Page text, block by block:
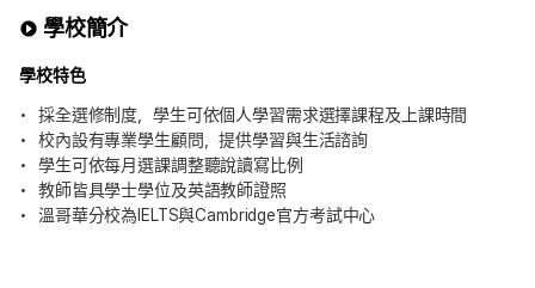
學校簡介
學校特色
採全選修制度，學生可依個人學習需求選擇課程及上課時間
校內設有專業學生顧問，提供學習與生活諮詢
學生可依每月選課調整聽說讀寫比例
教師皆具學士學位及英語教師證照
溫哥華分校為IELTS與Cambridge官方考試中心